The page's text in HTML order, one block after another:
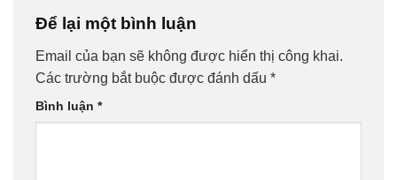
Để lại một bình luận
Email của bạn sẽ không được hiển thị công khai.
Các trường bắt buộc được đánh dấu *
Bình luận *